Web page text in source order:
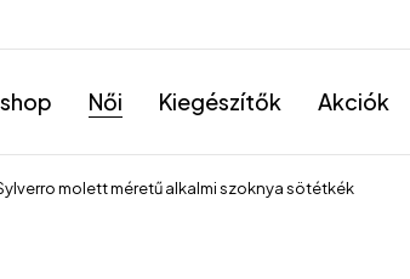
Női Kiegészítők Akciók
molett méretű alkalmi szoknya sötétkék